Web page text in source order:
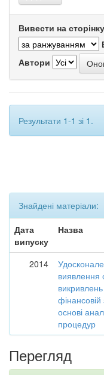
Вивести на сторінку
Автори
Результати 1-1 зі 1.
Знайдені матеріали:
Дата
випуску
Назва
2014
виявлення
фінансовій
основі
процедур
Перегляд